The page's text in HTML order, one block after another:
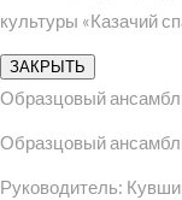
культуры «Казачий
ЗАКРЫТЬ
Образцовый
Образцовый
Руководитель: